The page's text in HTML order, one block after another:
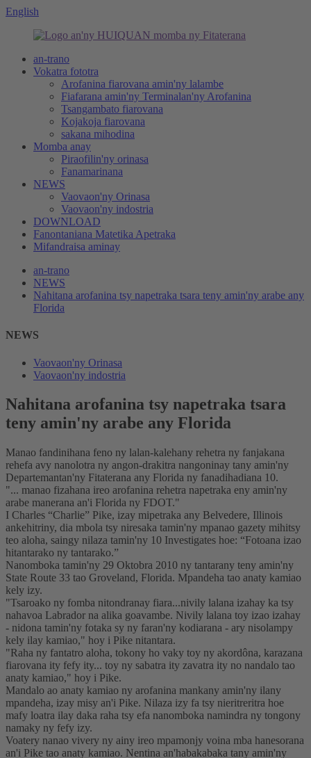
English
an-trano
Vokatra fototra
Arofanina fiarovana amin'ny lalambe
Fiafarana amin'ny Terminalan'ny Arofanina
Tsangambato fiarovana
Kojakoja fiarovana
sakana mihodina
Momba anay
Piraofilin'ny orinasa
Fanamarinana
NEWS
Vaovaon'ny Orinasa
Vaovaon'ny indostria
DOWNLOAD
Fanontaniana Matetika Apetraka
Mifandraisa aminay
an-trano
NEWS
Nahitana arofanina tsy napetraka tsara teny amin'ny arabe any
Florida
NEWS
Vaovaon'ny Orinasa
Vaovaon'ny indostria
Nahitana arofanina tsy napetraka tsara
teny amin'ny arabe any Florida
Manao fandinihana feno ny lalan-kalehany rehetra ny fanjakana
rehefa avy nanolotra ny angon-drakitra nangoninay tany amin'ny
Departemantan'ny Fitaterana any Florida ny fanadihadiana 10.
"... manao fizahana ireo arofanina rehetra napetraka eny amin'ny
arabe manerana an'i Florida ny FDOT."
I Charles “Charlie” Pike, izay mipetraka any Belvedere, Illinois
ankehitriny, dia mbola tsy niresaka tamin'ny mpanao gazety mihitsy
teo aloha, saingy nilaza tamin'ny 10 Investigates hoe: “Fotoana izao
hitantarako ny tantarako.”
Nanomboka tamin'ny 29 Oktobra 2010 ny tantarany teny amin'ny
State Route 33 tao Groveland, Florida. Mpandeha tao anaty kamiao
kely izy.
"Tsaroako ny fomba nitondranay fiara...nivily lalana izahay ka tsy
nahavoa Labrador na alika goavambe. Nivily lalana toy izao izahay
- nidona tamin'ny fotaka sy ny faran'ny kodiarana - ary nisolampy
kely ilay kamiao," hoy i Pike nitantara.
"Raha ny fantatro aloha, tokony ho vaky toy ny akordôna, karazana
fiarovana ity fefy ity... toy ny sabatra ity zavatra ity no nandalo tao
anaty kamiao," hoy i Pike.
Mandalo ao anaty kamiao ny arofanina mankany amin'ny ilany
mpandeha, izay misy an'i Pike. Nilaza izy fa tsy nieritreritra hoe
mafy loatra ilay daka raha tsy efa nanomboka namindra ny tongony
namaky ny fefy izy.
Voatery nanao vivery ny ainy ireo mpamonjy voina mba hanesorana
an'i Pike tao anaty kamiao. Nentina an'habakabaka tany amin'ny